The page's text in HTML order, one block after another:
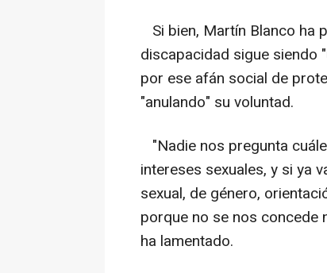
Si bien, Martín Blanco ha
discapacidad sigue siendo
por ese afán social de
"anulando" su voluntad.
"Nadie nos pregunta
intereses sexuales, y si ya
sexual, de género,
porque no se nos concede
ha lamentado.